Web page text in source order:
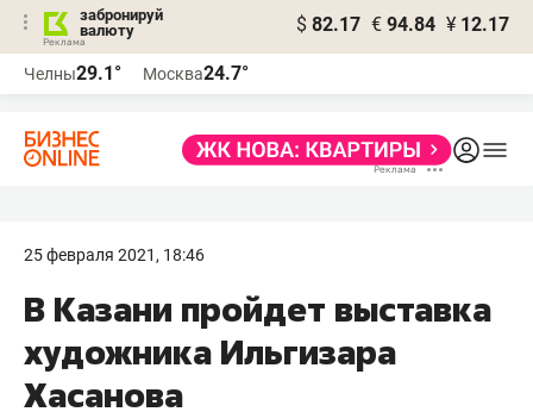
забронируй
валюту
$ 82.17 € 94.84 ¥ 12.17
Челны29.1° Москва24.7°
25 февраля 2021, 18:46
В Казани пройдет выставка
художника Ильгизара
Хасанова